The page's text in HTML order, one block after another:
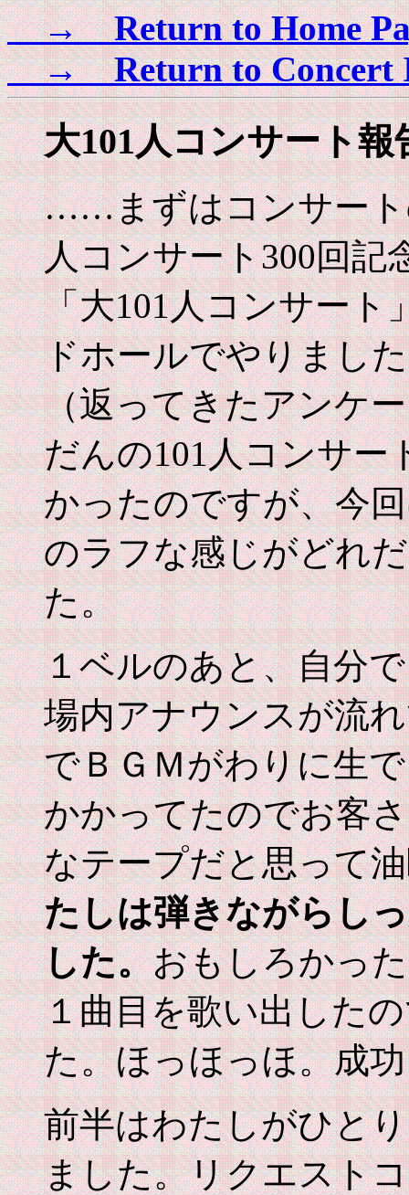
→ Return to Home
→ Return to Concert
大101人コンサート
……まずはコンサート
人コンサート300回記
「大101人コンサート
ドホールでやりまし
（返ってきたアンケ
だんの101人コンサー
かったのですが、今
のラフな感じがどれ
た。
１ベルのあと、自分
場内アナウンスが流
でＢＧＭがわりに生
かかってたのでお客
なテープだと思って
たしは弾きながらし
した。おもしろかっ
１曲目を歌い出した
た。ほっほっほ。成
前半はわたしがひと
ました。リクエスト